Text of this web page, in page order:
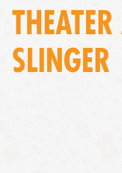
SLINGER